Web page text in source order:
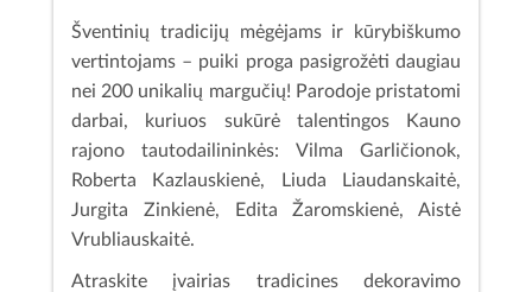
Šventinių tradicijų mėgėjams ir kūrybiškumo
vertintojams – puiki proga pasigrožėti daugiau
nei 200 unikalių margučių! Parodoje pristatomi
darbai, kuriuos sukūrė talentingos Kauno
rajono tautodailininkės: Vilma Garličionok,
Roberta Kazlauskienė, Liuda Liaudanskaitė,
Jurgita Zinkienė, Edita Žaromskienė, Aistė
Vrubliauskaitė.
Atraskite įvairias tradicines dekoravimo